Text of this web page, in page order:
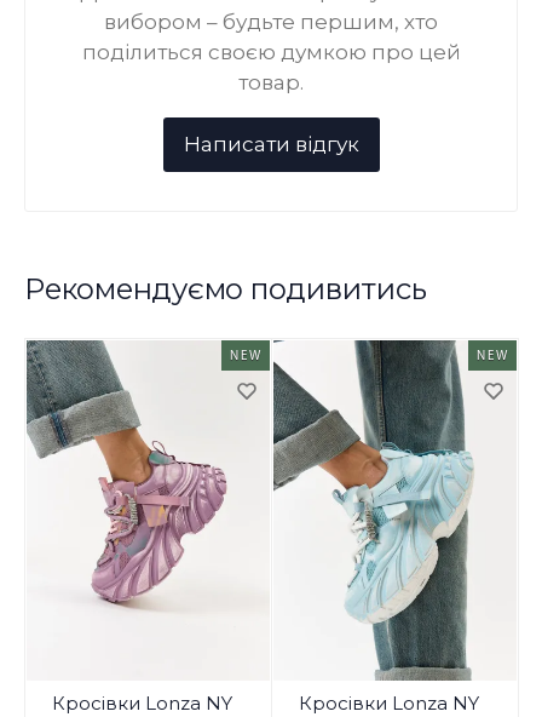
вибором – будьте першим, хто
поділиться своєю думкою про цей
товар.
Рекомендуємо подивитись
NEW
Кросівки Lonza NY
NEW
Кросівки Lonza NY